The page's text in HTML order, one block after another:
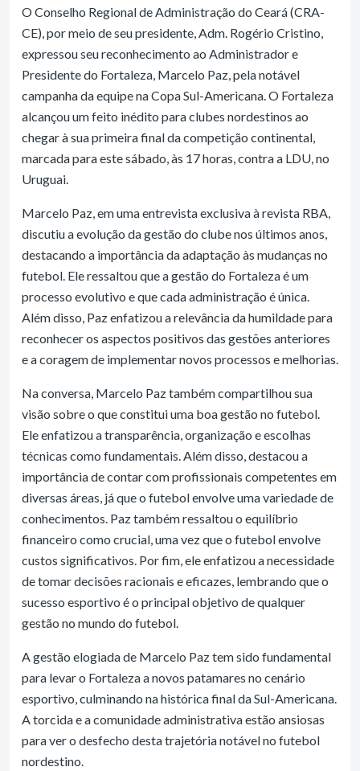
O Conselho Regional de Administração do Ceará (CRA-
CE), por meio de seu presidente, Adm. Rogério Cristino,
expressou seu reconhecimento ao Administrador e
Presidente do Fortaleza, Marcelo Paz, pela notável
campanha da equipe na Copa Sul-Americana. O Fortaleza
alcançou um feito inédito para clubes nordestinos ao
chegar à sua primeira final da competição continental,
marcada para este sábado, às 17 horas, contra a LDU, no
Uruguai.
Marcelo Paz, em uma entrevista exclusiva à revista RBA,
discutiu a evolução da gestão do clube nos últimos anos,
destacando a importância da adaptação às mudanças no
futebol. Ele ressaltou que a gestão do Fortaleza é um
processo evolutivo e que cada administração é única.
Além disso, Paz enfatizou a relevância da humildade para
reconhecer os aspectos positivos das gestões anteriores
e a coragem de implementar novos processos e melhorias.
Na conversa, Marcelo Paz também compartilhou sua
visão sobre o que constitui uma boa gestão no futebol.
Ele enfatizou a transparência, organização e escolhas
técnicas como fundamentais. Além disso, destacou a
importância de contar com profissionais competentes em
diversas áreas, já que o futebol envolve uma variedade de
conhecimentos. Paz também ressaltou o equilíbrio
financeiro como crucial, uma vez que o futebol envolve
custos significativos. Por fim, ele enfatizou a necessidade
de tomar decisões racionais e eficazes, lembrando que o
sucesso esportivo é o principal objetivo de qualquer
gestão no mundo do futebol.
A gestão elogiada de Marcelo Paz tem sido fundamental
para levar o Fortaleza a novos patamares no cenário
esportivo, culminando na histórica final da Sul-Americana.
A torcida e a comunidade administrativa estão ansiosas
para ver o desfecho desta trajetória notável no futebol
nordestino.